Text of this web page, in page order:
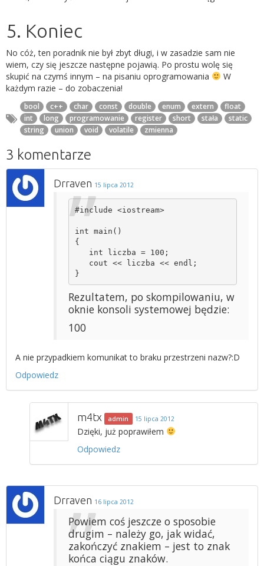
5. Koniec
No cóż, ten poradnik nie był zbyt długi, i w zasadzie sam nie
wiem, czy się jeszcze następne pojawią. Po prostu wolę się
skupić na czymś innym – na pisaniu oprogramowania
W
każdym razie – do zobaczenia!
bool c++ char const double enum extern
float
int
long programowanie register short stała
static
string
union void volatile zmienna
3 komentarze
Drraven 15 lipca 2012
#include <iostream>
int main()
{
}
Rezultatem, po skompilowaniu, w
oknie konsoli systemowej będzie:
100
A nie przypadkiem komunikat to braku przestrzeni nazw?:D
Odpowiedz
m4tx admin 15 lipca 2012
Dzięki, już poprawiłem
Odpowiedz
Drraven 16 lipca 2012
Powiem coś jeszcze o sposobie
drugim – należy go, jak widać,
zakończyć znakiem – jest to znak
końca ciągu znaków.